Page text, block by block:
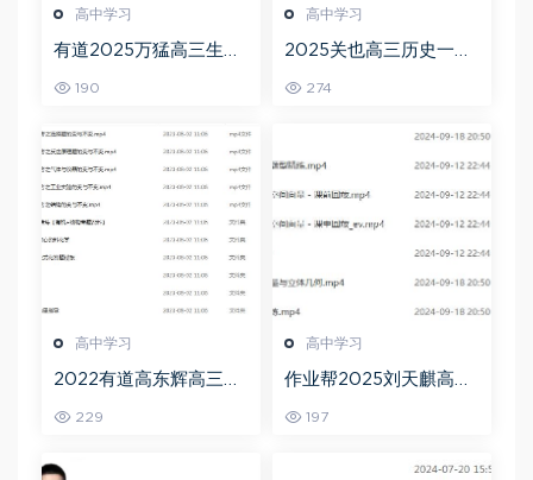
高中学习
有道2025万猛高三生物
教程
190
高中学习
2025关也高三历史一轮
教程
274
高中学习
2022有道高东辉高三化
频教程+讲义+点睛班
229
高中学习
作业帮2025刘天麒高二
197